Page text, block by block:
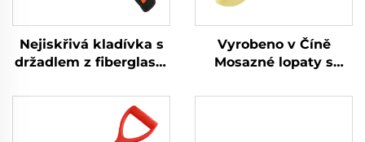
Nejiskřivá kladívka s
držadlem z fiberglasu,
kovadlinkový
kladívkový nářadí pro
použití ve výbušných
Vyrobeno v Číně
Mosazné lopaty s
jiskření s dřevěnou